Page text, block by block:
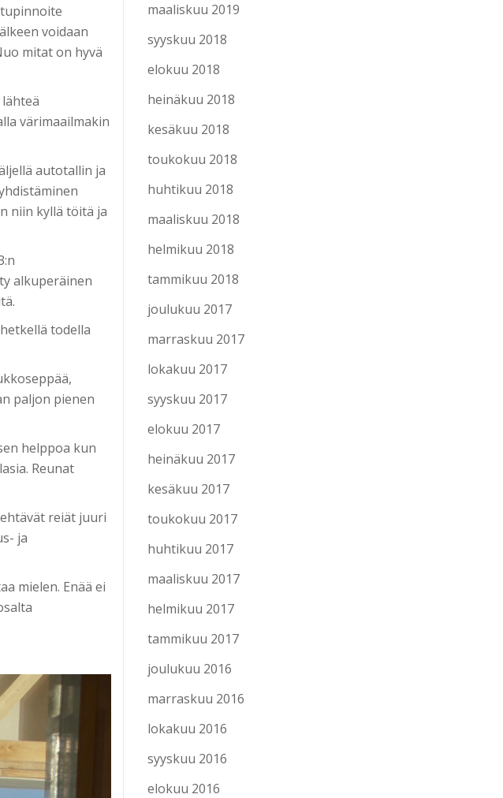
voidaan
mitat on hyvä
värimaailmakin
autotallin ja
niin kyllä töitä ja
alkuperäinen
todella
paljon pienen
helppoa kun
Reunat
reiät juuri
ja
mielen. Enää ei
maaliskuu 2019
syyskuu 2018
elokuu 2018
heinäkuu 2018
kesäkuu 2018
toukokuu 2018
huhtikuu 2018
maaliskuu 2018
helmikuu 2018
tammikuu 2018
joulukuu 2017
marraskuu 2017
lokakuu 2017
syyskuu 2017
elokuu 2017
heinäkuu 2017
kesäkuu 2017
toukokuu 2017
huhtikuu 2017
maaliskuu 2017
helmikuu 2017
tammikuu 2017
joulukuu 2016
marraskuu 2016
lokakuu 2016
syyskuu 2016
elokuu 2016